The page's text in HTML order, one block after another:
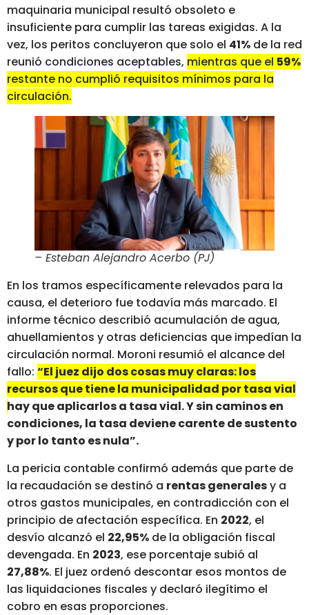
maquinaria municipal resultó obsoleto e
insuficiente para cumplir las tareas exigidas. A la
vez, los peritos concluyeron que solo el 41% de la red
reunió condiciones aceptables, mientras que el 59%
restante no cumplió requisitos mínimos para la
circulación.
– Esteban Alejandro Acerbo (PJ)
En los tramos específicamente relevados para la
causa, el deterioro fue todavía más marcado. El
informe técnico describió acumulación de agua,
ahuellamientos y otras deficiencias que impedían la
circulación normal. Moroni resumió el alcance del
fallo: “El juez dijo dos cosas muy claras: los
recursos que tiene la municipalidad por tasa vial
hay que aplicarlos a tasa vial. Y sin caminos en
condiciones, la tasa deviene carente de sustento
y por lo tanto es nula”.
La pericia contable confirmó además que parte de
la recaudación se destinó a rentas generalesy a
otros gastos municipales, en contradicción con el
principio de afectación específica. En 2022, el
desvío alcanzó el 22,95% de la obligación fiscal
devengada. En 2023, ese porcentaje subió al
27,88%. El juez ordenó descontar esos montos de
las liquidaciones fiscales y declaró ilegítimo el
cobro en esas proporciones.